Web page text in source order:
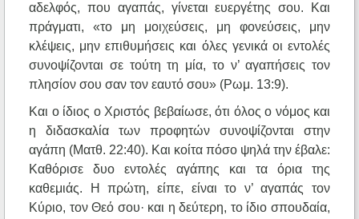
αδελφός, που αγαπάς, γίνεται ευεργέτης σου. Και
πράγματι, «το μη μοιχεύσεις, μη φονεύσεις, μην
κλέψεις, μην επιθυμήσεις και όλες γενικά οι εντολές
συνοψίζονται σε τούτη τη μία, το ν’ αγαπήσεις τον
πλησίον σου σαν τον εαυτό σου» (Ρωμ. 13:9).
Και ο ίδιος ο Χριστός βεβαίωσε, ότι όλος ο νόμος και
η διδασκαλία των προφητών συνοψίζονται στην
αγάπη (Ματθ. 22:40). Και κοίτα πόσο ψηλά την έβαλε:
Καθόρισε δυο εντολές αγάπης και τα όρια της
καθεμιάς. Η πρώτη, είπε, είναι το ν’ αγαπάς τον
Κύριο, τον Θεό σου· και η δεύτερη, το ίδιο σπουδαία,